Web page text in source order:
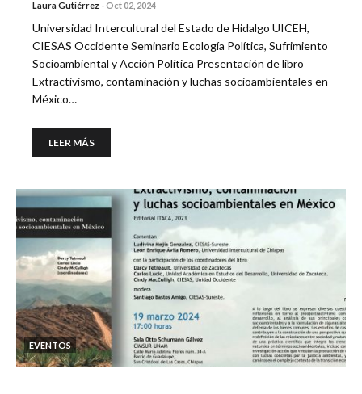
Laura Gutiérrez -Oct 02, 2024
Universidad Intercultural del Estado de Hidalgo UICEH,
CIESAS Occidente Seminario Ecología Política, Sufrimiento
Socioambiental y Acción Política Presentación de libro
Extractivismo, contaminación y luchas socioambientales en
México…
LEER MÁS
EVENTOS